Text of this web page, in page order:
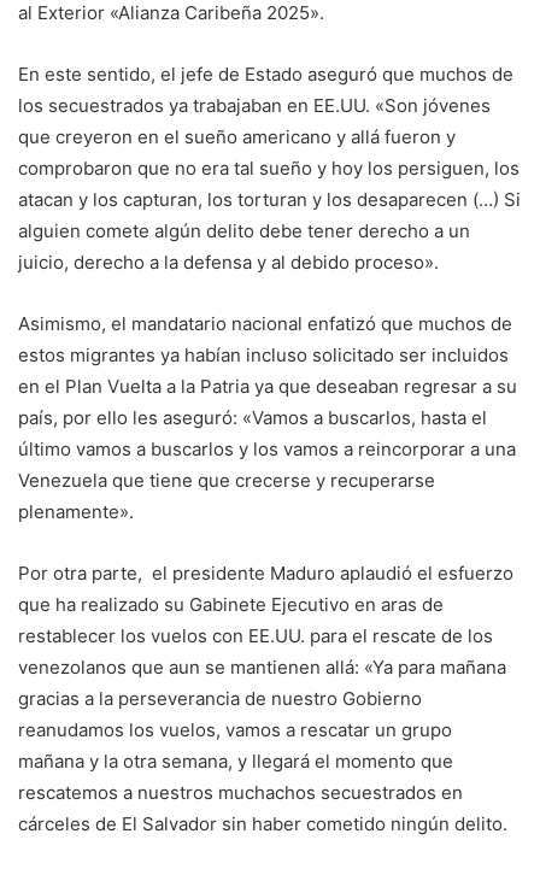
al Exterior «Alianza Caribeña 2025».
En este sentido, el jefe de Estado aseguró que muchos de
los secuestrados ya trabajaban en EE.UU. «Son jóvenes
que creyeron en el sueño americano y allá fueron y
comprobaron que no era tal sueño y hoy los persiguen, los
atacan y los capturan, los torturan y los desaparecen (…) Si
alguien comete algún delito debe tener derecho a un
juicio, derecho a la defensa y al debido proceso».
Asimismo, el mandatario nacional enfatizó que muchos de
estos migrantes ya habían incluso solicitado ser incluidos
en el Plan Vuelta a la Patria ya que deseaban regresar a su
país, por ello les aseguró: «Vamos a buscarlos, hasta el
último vamos a buscarlos y los vamos a reincorporar a una
Venezuela que tiene que crecerse y recuperarse
plenamente».
Por otra parte, el presidente Maduro aplaudió el esfuerzo
que ha realizado su Gabinete Ejecutivo en aras de
restablecer los vuelos con EE.UU. para el rescate de los
venezolanos que aun se mantienen allá: «Ya para mañana
gracias a la perseverancia de nuestro Gobierno
reanudamos los vuelos, vamos a rescatar un grupo
mañana y la otra semana, y llegará el momento que
rescatemos a nuestros muchachos secuestrados en
cárceles de El Salvador sin haber cometido ningún delito.